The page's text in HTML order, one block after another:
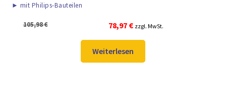
► mit Philips-Bauteilen
105,98€
Ursprünglicher
Preis
war:
105,98 €
78,97 €Aktueller
Preis
ist:
78,97 €.
zzgl. MwSt.
Weiterlesen